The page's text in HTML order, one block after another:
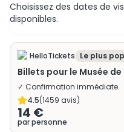
Choisissez des dates de
disponibles.
HelloTickets Le plus
Billets pour le Musée de
✓ Confirmation immédiate
4.5(1459 avis)
14 €
par personne